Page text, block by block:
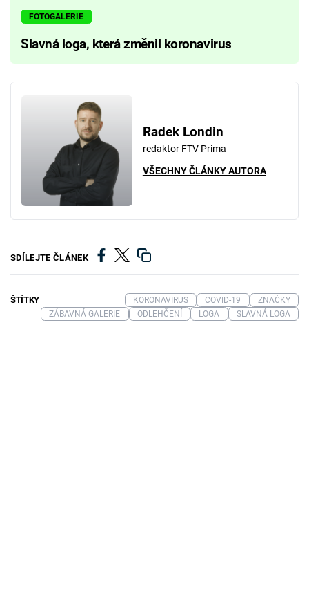
FOTOGALERIE
Slavná loga, která změnil koronavirus
Radek Londin
redaktor FTV Prima
VŠECHNY ČLÁNKY AUTORA
SDÍLEJTE ČLÁNEK
ŠTÍTKY KORONAVIRUS COVID-19
ZNAČKY
ZÁBAVNÁ GALERIE
ODLEHČENÍ LOGA SLAVNÁ LOGA